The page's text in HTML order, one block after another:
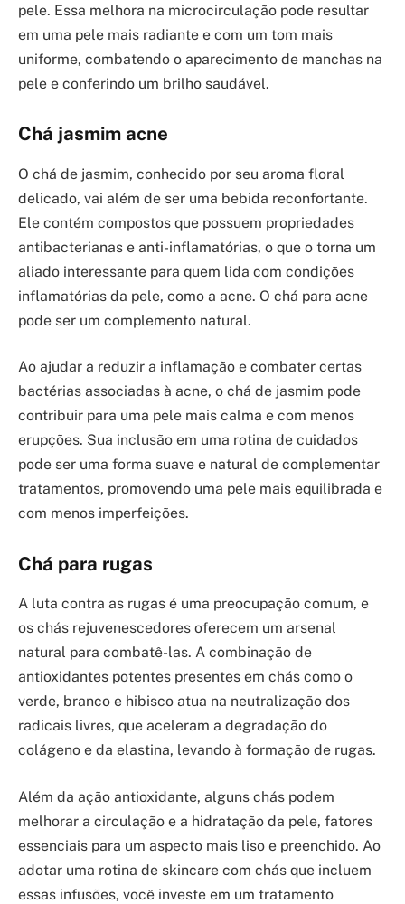
pele. Essa melhora na microcirculação pode resultar
em uma pele mais radiante e com um tom mais
uniforme, combatendo o aparecimento de manchas na
pele e conferindo um brilho saudável.
Chá jasmim acne
O chá de jasmim, conhecido por seu aroma floral
delicado, vai além de ser uma bebida reconfortante.
Ele contém compostos que possuem propriedades
antibacterianas e anti-inflamatórias, o que o torna um
aliado interessante para quem lida com condições
inflamatórias da pele, como a acne. O chá para acne
pode ser um complemento natural.
Ao ajudar a reduzir a inflamação e combater certas
bactérias associadas à acne, o chá de jasmim pode
contribuir para uma pele mais calma e com menos
erupções. Sua inclusão em uma rotina de cuidados
pode ser uma forma suave e natural de complementar
tratamentos, promovendo uma pele mais equilibrada e
com menos imperfeições.
Chá para rugas
A luta contra as rugas é uma preocupação comum, e
os chás rejuvenescedores oferecem um arsenal
natural para combatê-las. A combinação de
antioxidantes potentes presentes em chás como o
verde, branco e hibisco atua na neutralização dos
radicais livres, que aceleram a degradação do
colágeno e da elastina, levando à formação de rugas.
Além da ação antioxidante, alguns chás podem
melhorar a circulação e a hidratação da pele, fatores
essenciais para um aspecto mais liso e preenchido. Ao
adotar uma rotina de skincare com chás que incluem
essas infusões, você investe em um tratamento